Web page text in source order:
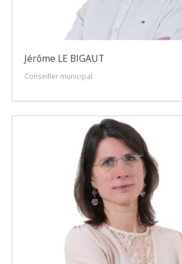
Jérôme LE BIGAUT
Conseiller municipal